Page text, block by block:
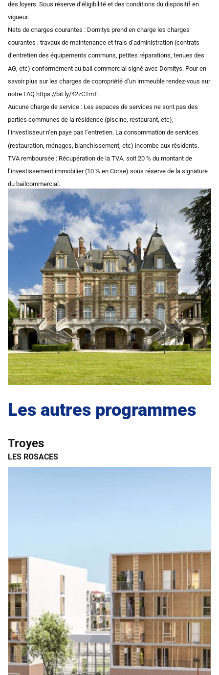
des loyers. Sous réserve d’éligibilité et des conditions du dispositif en
vigueur.
Nets de charges courantes : Domitys prend en charge les charges
courantes : travaux de maintenance et frais d’administration (contrats
d’entretien des équipements communs, petites réparations, tenues des
AG, etc) conformément au bail commercial signé avec Domitys. Pour en
savoir plus sur les charges de copropriété d’un immeuble rendez-vous sur
notre FAQ https://bit.ly/42zCTmT
Aucune charge de service : Les espaces de services ne sont pas des
parties communes de la résidence (piscine, restaurant, etc),
l’investisseur n’en paye pas l’entretien. La consommation de services
(restauration, ménages, blanchissement, etc) incombe aux résidents.
TVA remboursée : Récupération de la TVA, soit 20 % du montant de
l’investissement immobilier (10 % en Corse) sous réserve de la signature
du bailcommercial.
Les autres programmes
Troyes
LES ROSACES